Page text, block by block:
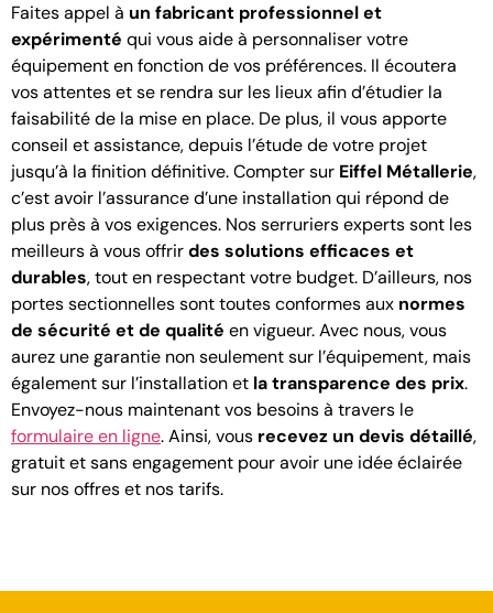
Faites appel à un fabricant professionnel et
expérimenté qui vous aide à personnaliser votre
équipement en fonction de vos préférences. Il écoutera
vos attentes et se rendra sur les lieux afin d’étudier la
faisabilité de la mise en place. De plus, il vous apporte
conseil et assistance, depuis l’étude de votre projet
jusqu’à la finition définitive. Compter sur Eiffel Métallerie,
c’est avoir l’assurance d’une installation qui répond de
plus près à vos exigences. Nos serruriers experts sont les
meilleurs à vous offrirdes solutions efficaces et
durables, tout en respectant votre budget. D’ailleurs, nos
portes sectionnelles sont toutes conformes aux normes
de sécurité et de qualité en vigueur. Avec nous, vous
aurez une garantie non seulement sur l’équipement, mais
également sur l’installation et la transparence des prix.
Envoyez-nous maintenant vos besoins à travers le
formulaire en ligne. Ainsi, vous recevez un devis détaillé,
gratuit et sans engagement pour avoir une idée éclairée
sur nos offres et nos tarifs.